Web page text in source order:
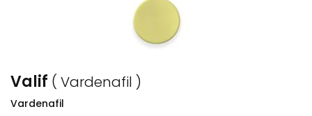
Valif ( Vardenafil )
Vardenafil